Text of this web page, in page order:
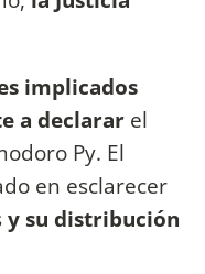
implicados
a declarar el
Py. El
en esclarecer
y su distribución